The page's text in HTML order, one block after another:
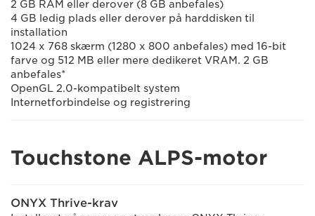
2 GB RAM eller derover (8 GB anbefales)
4 GB ledig plads eller derover på harddisken til
installation
1024 x 768 skærm (1280 x 800 anbefales) med 16-bit
farve og 512 MB eller mere dedikeret VRAM. 2 GB
anbefales*
OpenGL 2.0-kompatibelt system
Internetforbindelse og registrering
Touchstone ALPS-motor
ONYX Thrive-krav